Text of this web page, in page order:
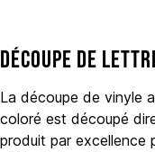
Découpe de
La découpe de vinyle
coloré est découpé
produit par excellence